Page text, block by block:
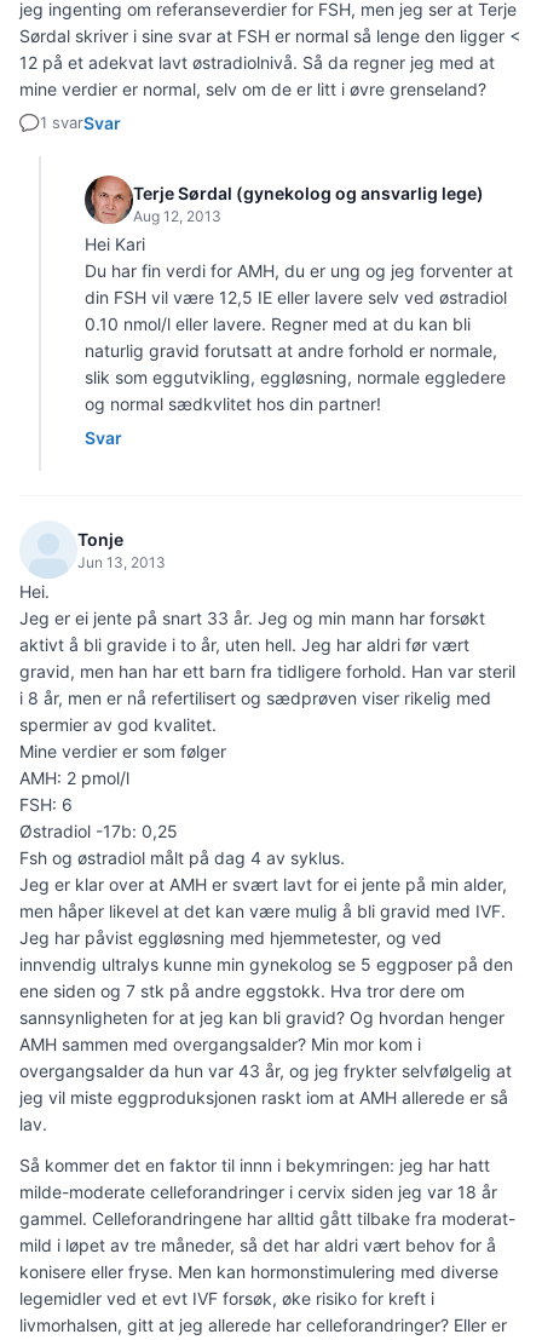
jeg ingenting om referanseverdier for FSH, men jeg ser at Terje
Sørdal skriver i sine svar at FSH er normal så lenge den ligger <
12 på et adekvat lavt østradiolnivå. Så da regner jeg med at
mine verdier er normal, selv om de er litt i øvre grenseland?
1 svarSvar
Terje Sørdal (gynekolog og ansvarlig lege)
Aug 12, 2013
Hei Kari
Du har fin verdi for AMH, du er ung og jeg forventer at
din FSH vil være 12,5 IE eller lavere selv ved østradiol
0.10 nmol/l eller lavere. Regner med at du kan bli
naturlig gravid forutsatt at andre forhold er normale,
slik som eggutvikling, eggløsning, normale eggledere
og normal sædkvlitet hos din partner!
Svar
Tonje
Jun 13, 2013
Hei.
Jeg er ei jente på snart 33 år. Jeg og min mann har forsøkt
aktivt å bli gravide i to år, uten hell. Jeg har aldri før vært
gravid, men han har ett barn fra tidligere forhold. Han var steril
i 8 år, men er nå refertilisert og sædprøven viser rikelig med
spermier av god kvalitet.
Mine verdier er som følger
AMH: 2 pmol/l
FSH: 6
Østradiol -17b: 0,25
Fsh og østradiol målt på dag 4 av syklus.
Jeg er klar over at AMH er svært lavt for ei jente på min alder,
men håper likevel at det kan være mulig å bli gravid med IVF.
Jeg har påvist eggløsning med hjemmetester, og ved
innvendig ultralys kunne min gynekolog se 5 eggposer på den
ene siden og 7 stk på andre eggstokk. Hva tror dere om
sannsynligheten for at jeg kan bli gravid? Og hvordan henger
AMH sammen med overgangsalder? Min mor kom i
overgangsalder da hun var 43 år, og jeg frykter selvfølgelig at
jeg vil miste eggproduksjonen raskt iom at AMH allerede er så
lav.
Så kommer det en faktor til innn i bekymringen: jeg har hatt
milde-moderate celleforandringer i cervix siden jeg var 18 år
gammel. Celleforandringene har alltid gått tilbake fra moderat-
mild i løpet av tre måneder, så det har aldri vært behov for å
konisere eller fryse. Men kan hormonstimulering med diverse
legemidler ved et evt IVF forsøk, øke risiko for kreft i
livmorhalsen, gitt at jeg allerede har celleforandringer? Eller er